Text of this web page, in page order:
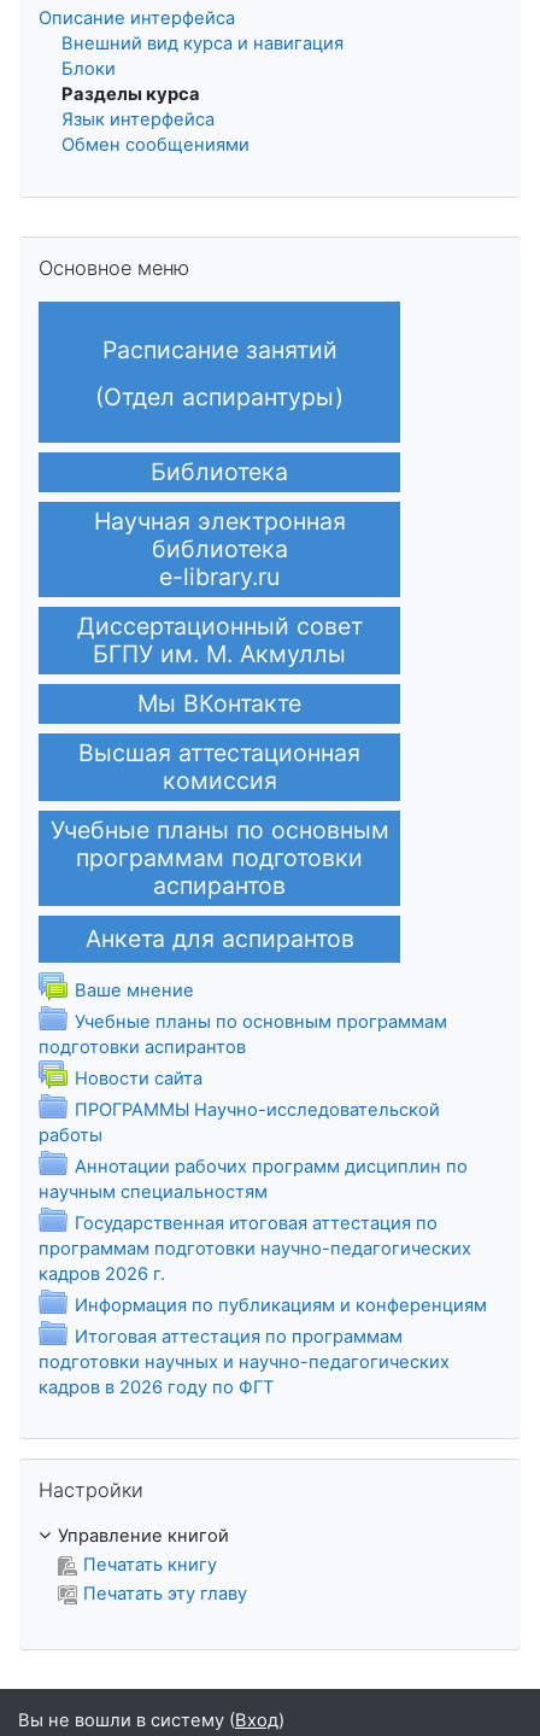
Описание интерфейса
Внешний вид курса и навигация
Блоки
Разделы курса
Язык интерфейса
Обмен сообщениями
Основное меню
Расписание занятий
(Отдел аспирантуры)
Библиотека
Научная электронная
библиотека
e-library.ru
Диссертационный совет
БГПУ им. М. Акмуллы
Мы ВКонтакте
Высшая аттестационная
комиссия
Учебные планы по основным
программам подготовки
аспирантов
Анкета для аспирантов
Ваше мнение
Учебные планы по основным программам
подготовки аспирантовПапка
Новости сайта
ПРОГРАММЫ Научно-исследовательской
работы
Аннотации рабочих программ дисциплин по
научным специальностям
Государственная итоговая аттестация по
программам подготовки научно-педагогических
кадров 2026 г.
Информация по публикациям и конференциям
Итоговая аттестация по программам
подготовки научных и научно-педагогических
кадров в 2026 году по ФГТПапка
Настройки
Управление книгой
Печатать книгу
Печатать эту главу
Вы не вошли в систему (Вход)